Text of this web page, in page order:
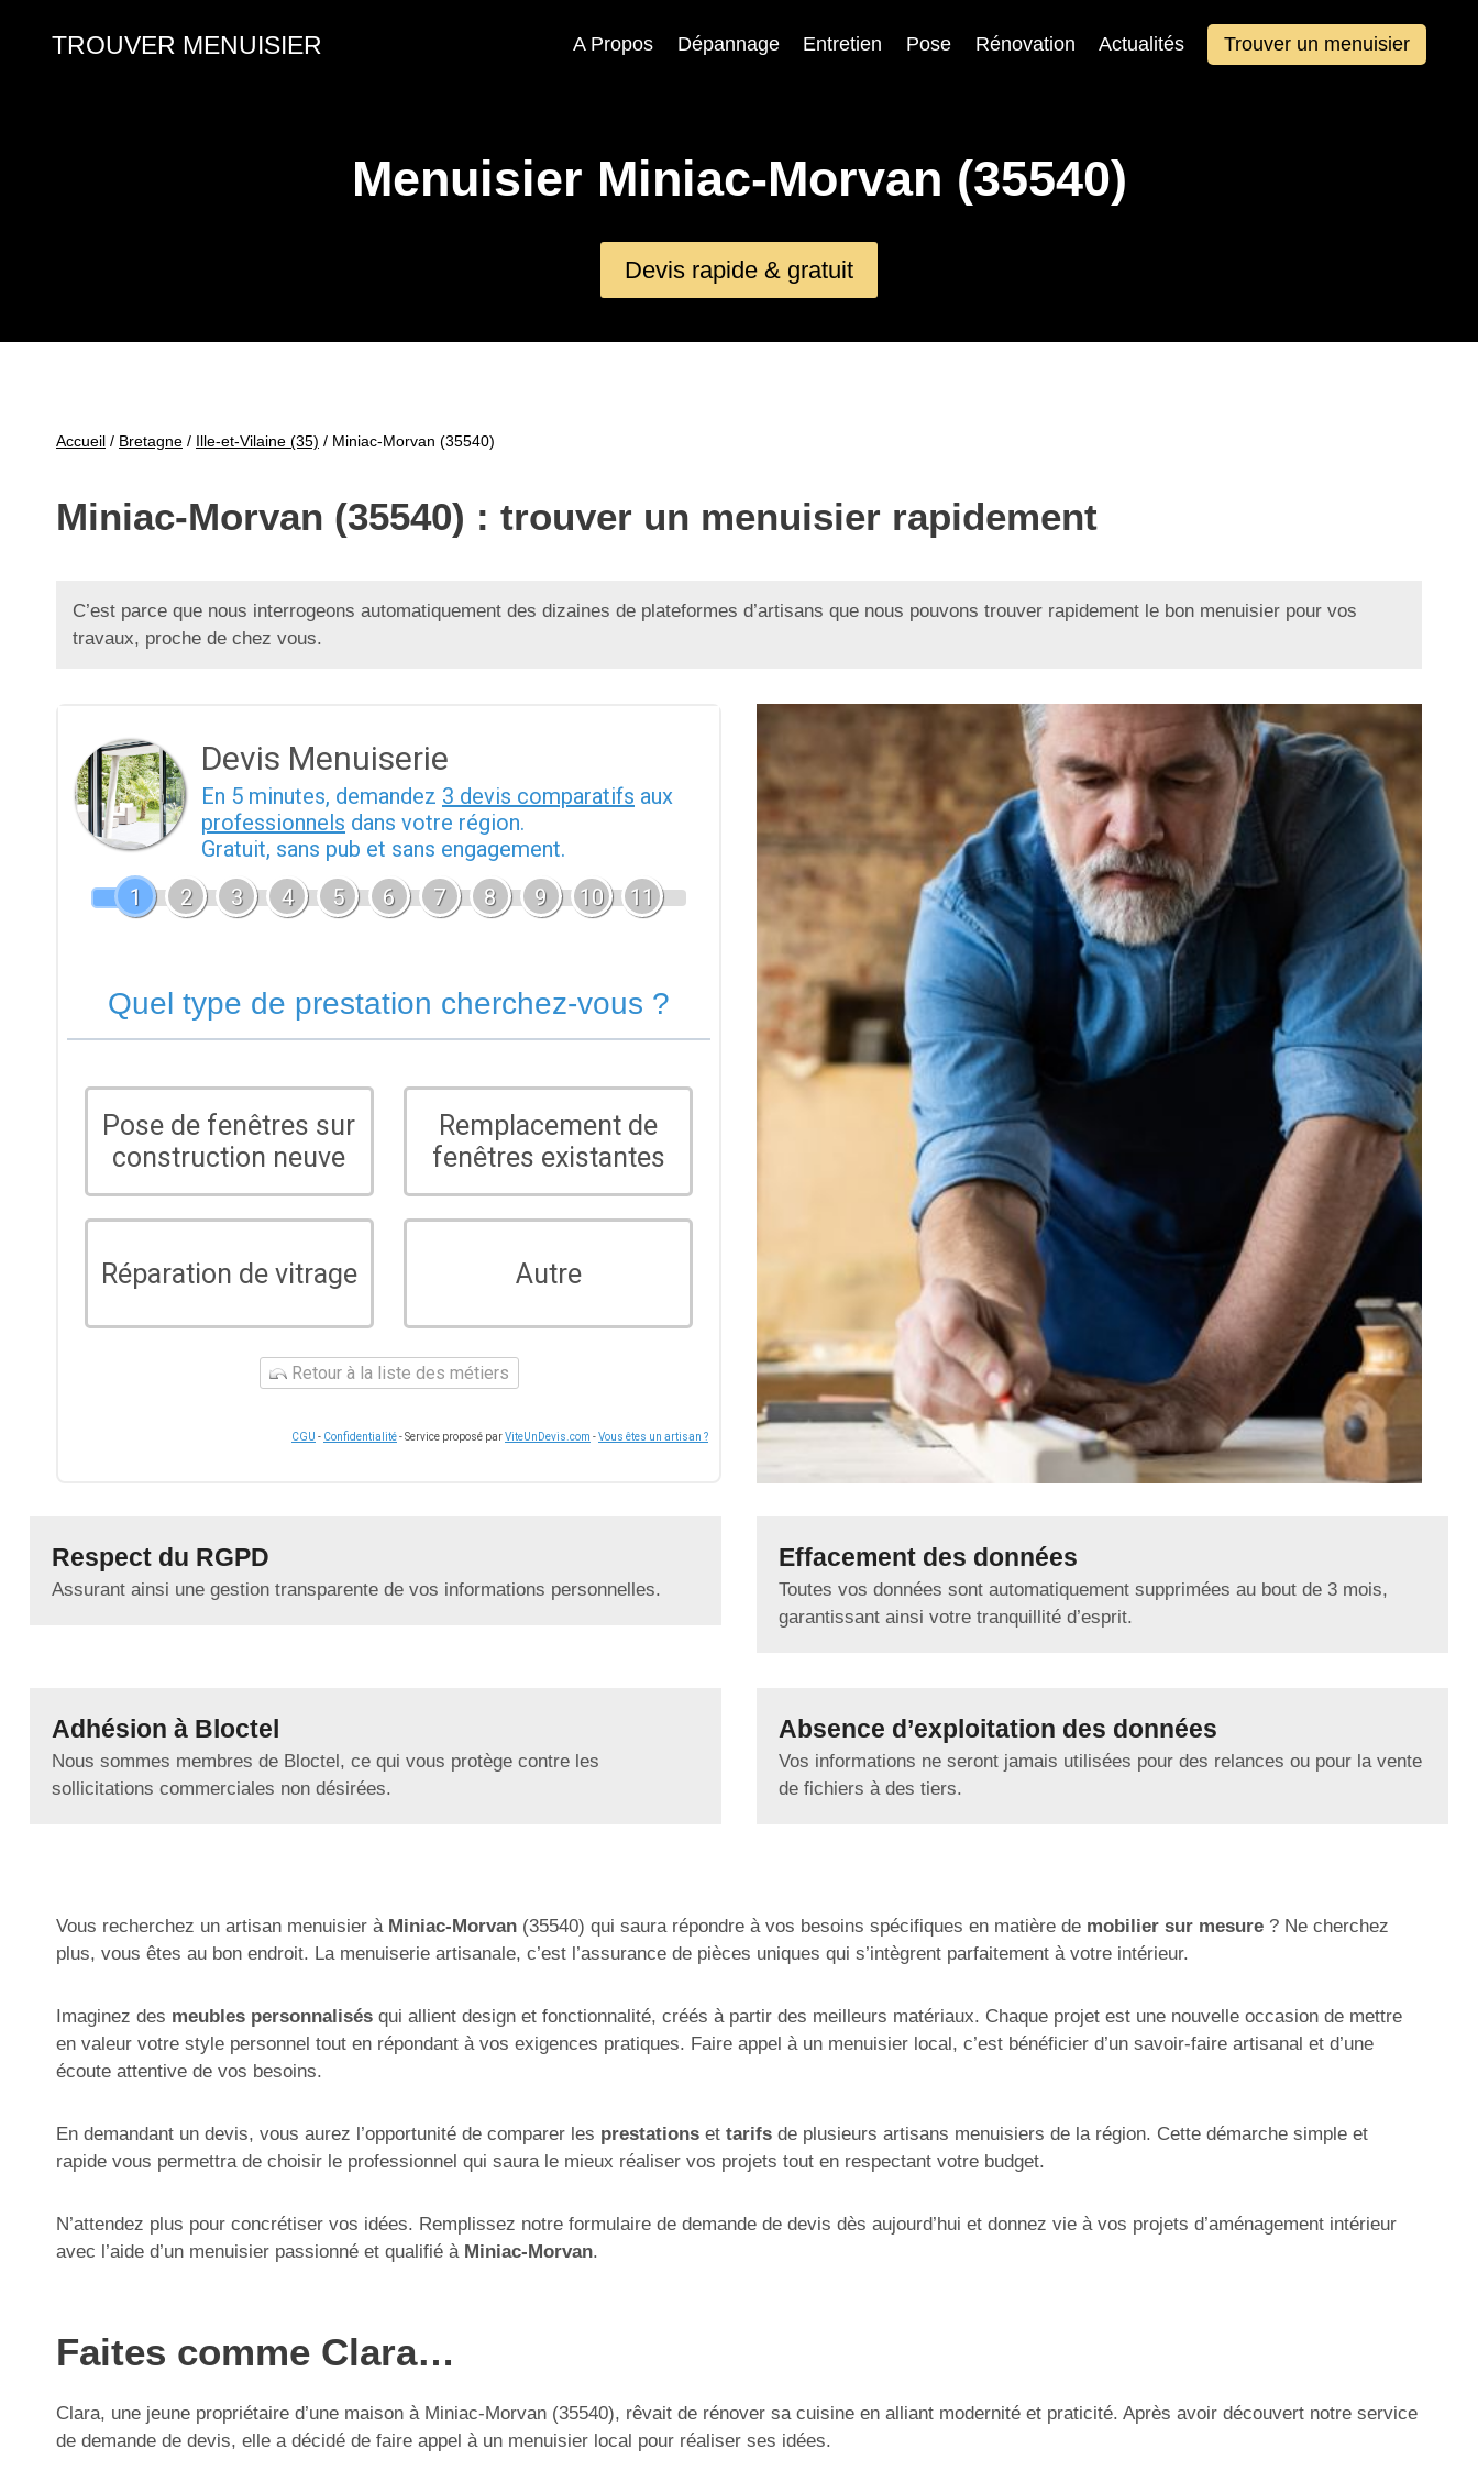
TROUVER MENUISIER A Propos Dépannage Entretien Pose Rénovation Actualités Trouver un menuisier
Menuisier Miniac-Morvan (35540)
Devis rapide & gratuit
Accueil / Bretagne / Ille-et-Vilaine (35) / Miniac-Morvan (35540)
Miniac-Morvan (35540) : trouver un menuisier rapidement
C’est parce que nous interrogeons automatiquement des dizaines de plateformes d’artisans que nous pouvons trouver rapidement le bon menuisier pour vos
travaux, proche de chez vous.
Devis Menuiserie
En 5 minutes, demandez 3 devis comparatifs aux
professionnels dans votre région.
Gratuit, sans pub et sans engagement.
1
2 3 4 5 6 7 8 9 10 11
Quel type de prestation cherchez-vous ?
Pose de fenêtres sur
construction neuve
Remplacement de
fenêtres existantes
Réparation de vitrage Autre
Retour à la liste des métiers
CGU - Confidentialité- Service proposé parViteUnDevis.com -Vous êtes un artisan ?
Respect du RGPD
Assurant ainsi une gestion transparente de vos informations personnelles.
Effacement des données
Toutes vos données sont automatiquement supprimées au bout de 3 mois,
garantissant ainsi votre tranquillité d’esprit.
Adhésion à Bloctel
Nous sommes membres de Bloctel, ce qui vous protège contre les
sollicitations commerciales non désirées.
Absence d’exploitation des données
Vos informations ne seront jamais utilisées pour des relances ou pour la vente
de fichiers à des tiers.
Vous recherchez un artisan menuisier à Miniac-Morvan (35540) qui saura répondre à vos besoins spécifiques en matière de mobilier sur mesure ? Ne cherchez
plus, vous êtes au bon endroit. La menuiserie artisanale, c’est l’assurance de pièces uniques qui s’intègrent parfaitement à votre intérieur.
Imaginez des meubles personnalisés qui allient design et fonctionnalité, créés à partir des meilleurs matériaux. Chaque projet est une nouvelle occasion de mettre
en valeur votre style personnel tout en répondant à vos exigences pratiques. Faire appel à un menuisier local, c’est bénéficier d’un savoir-faire artisanal et d’une
écoute attentive de vos besoins.
En demandant un devis, vous aurez l’opportunité de comparer les prestations et tarifs de plusieurs artisans menuisiers de la région. Cette démarche simple et
rapide vous permettra de choisir le professionnel qui saura le mieux réaliser vos projets tout en respectant votre budget.
N’attendez plus pour concrétiser vos idées. Remplissez notre formulaire de demande de devis dès aujourd’hui et donnez vie à vos projets d’aménagement intérieur
avec l’aide d’un menuisier passionné et qualifié à Miniac-Morvan.
Faites comme Clara…
Clara, une jeune propriétaire d’une maison à Miniac-Morvan (35540), rêvait de rénover sa cuisine en alliant modernité et praticité. Après avoir découvert notre service
de demande de devis, elle a décidé de faire appel à un menuisier local pour réaliser ses idées.